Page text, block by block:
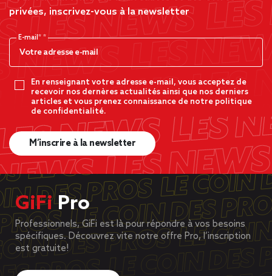
privées, inscrivez-vous à la newsletter
E-mail*
En renseignant votre adresse e-mail, vous acceptez de
recevoir nos dernères actualités ainsi que nos derniers
articles et vous prenez connaissance de notre politique
de confidentialité.
M’inscrire à la newsletter
GiFiPro
Professionnels, GiFi est là pour répondre à vos besoins
spécifiques. Découvrez vite notre offre Pro, l’inscription
est gratuite!